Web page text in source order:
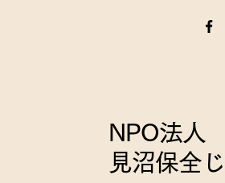
NPO法人
見沼保全